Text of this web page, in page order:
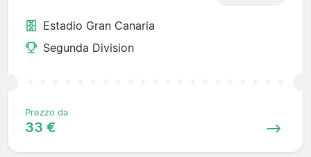
Estadio Gran Canaria
Segunda Division
Prezzo da
33 €